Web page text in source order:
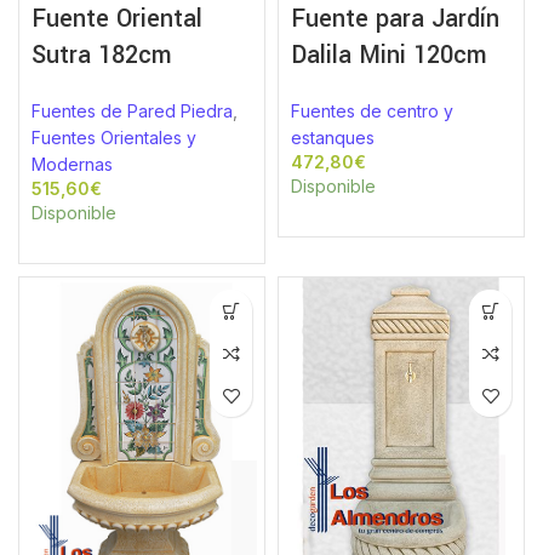
Fuente Oriental
Sutra 182cm
Fuentes de Pared Piedra
Fuentes Orientales y
Modernas
€
Disponible
Fuente para Jardín
Dalila Mini 120cm
Fuentes de centro y
estanques
€
Disponible